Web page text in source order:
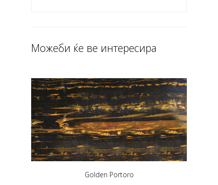
Можеби ќе ве интересира
Golden Portoro